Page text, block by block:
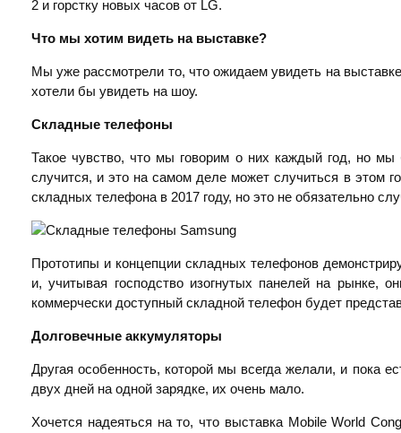
2 и горстку новых часов от LG.
Что мы хотим видеть на выставке?
Мы уже рассмотрели то, что ожидаем увидеть на
хотели бы увидеть на шоу.
Складные телефоны
Такое чувство, что мы говорим о них каждый год, но
случится, и это на самом деле может случиться в этом
складных телефона в 2017 году, но это не обязательно
Прототипы и концепции складных телефонов
и, учитывая господство изогнутых панелей на
коммерчески доступный складной телефон будет
Долговечные аккумуляторы
Другая особенность, которой мы всегда желали, и пока
двух дней на одной зарядке, их очень мало.
Хочется надеяться на то, что выставка Mobile World